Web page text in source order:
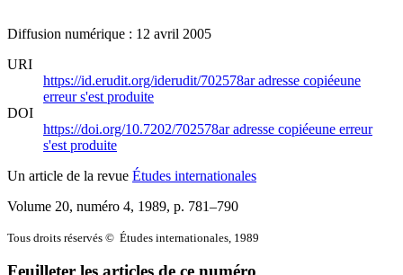
Diffusion numérique : 12 avril 2005
URI
https://id.erudit.org/iderudit/702578aradresse copiéeune
erreur s'est produite
DOI
https://doi.org/10.7202/702578aradresse copiéeune erreur
s'est produite
Un article de la revue Études internationales
Volume 20, numéro 4, 1989, p. 781–790
Tous droits réservés © Études internationales, 1989
Feuilleter les articles de ce numéro